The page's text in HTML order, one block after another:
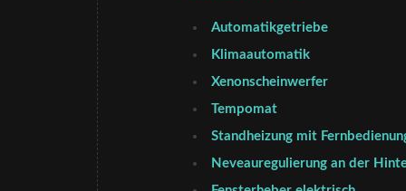
Automatikgetriebe
Klimaautomatik
Xenonscheinwerfer
Tempomat
Standheizung mit
Neveauregulierung an der